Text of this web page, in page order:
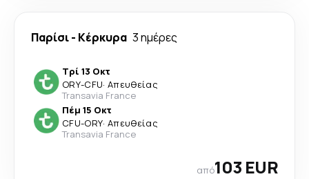
Παρίσι- Κέρκυρα 3 ημέρες
Τρί 13 Οκτ
ORY-CFU· Απευθείας
Transavia France
Πέμ 15 Οκτ
CFU-ORY· Απευθείας
Transavia France
από103 EUR